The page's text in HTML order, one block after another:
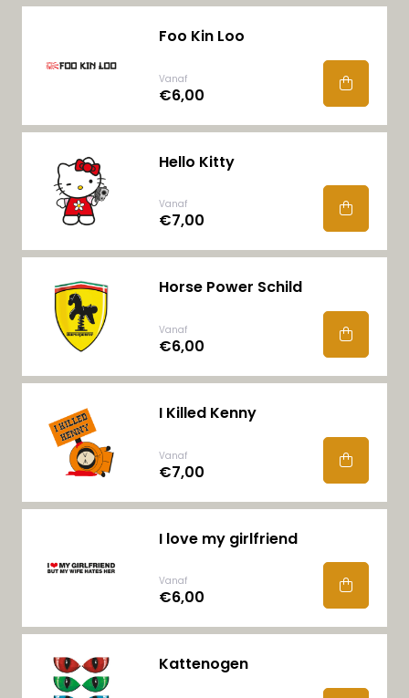
Foo Kin Loo
Vanaf
€6,00
Hello Kitty
Vanaf
€7,00
Horse Power Schild
Vanaf
€6,00
I Killed Kenny
Vanaf
€7,00
I love my girlfriend
Vanaf
€6,00
Kattenogen